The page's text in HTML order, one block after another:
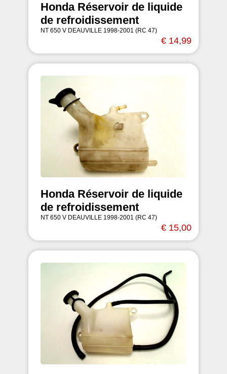
Honda Réservoir de liquide
de refroidissement
NT 650 V DEAUVILLE 1998-2001 (RC 47)
€ 14,99
Honda Réservoir de liquide
de refroidissement
NT 650 V DEAUVILLE 1998-2001 (RC 47)
€ 15,00